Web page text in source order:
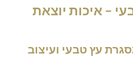
– איכות יוצאת
עץ טבעי ועיצוב